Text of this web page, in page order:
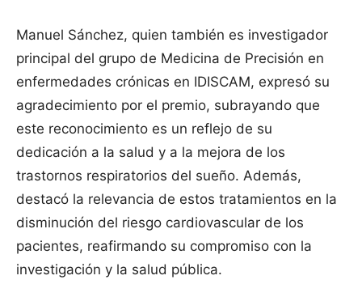
Manuel Sánchez, quien también es investigador
principal del grupo de Medicina de Precisión en
enfermedades crónicas en IDISCAM, expresó su
agradecimiento por el premio, subrayando que
este reconocimiento es un reflejo de su
dedicación a la salud y a la mejora de los
trastornos respiratorios del sueño. Además,
destacó la relevancia de estos tratamientos en la
disminución del riesgo cardiovascular de los
pacientes, reafirmando su compromiso con la
investigación y la salud pública.